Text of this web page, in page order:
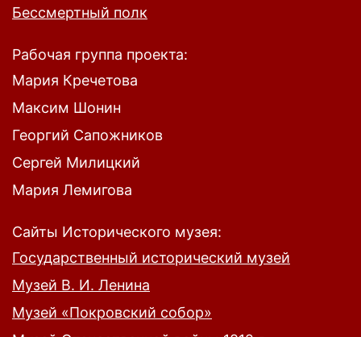
Бессмертный полк
Рабочая группа проекта:
Мария Кречетова
Максим Шонин
Георгий Сапожников
Сергей Милицкий
Мария Лемигова
Сайты Исторического музея:
Государственный исторический музей
Музей В. И. Ленина
Музей «Покровский собор»